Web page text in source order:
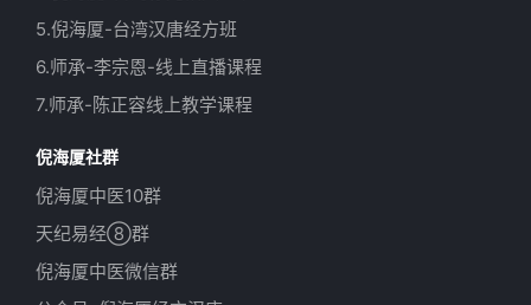
5.倪海厦-台湾汉唐经方班
6.师承-李宗恩-线上直播课程
7.师承-陈正容线上教学课程
倪海厦社群
倪海厦中医10群
天纪易经⑧群
倪海厦中医微信群